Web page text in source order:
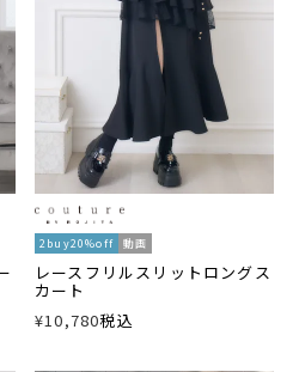
2buy20%off 動画
レースフリルスリットロングス
カート
¥10,780税込